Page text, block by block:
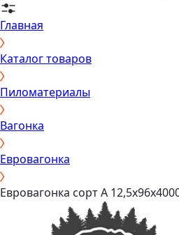
Главная
Каталог товаров
Пиломатериалы
Вагонка
Евровагонка
Евровагонка сорт А